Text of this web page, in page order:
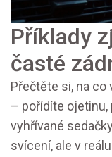
Příklady
časté
Přečtěte si, na co
– pořídíte
vyhřívané
svícení, ale v